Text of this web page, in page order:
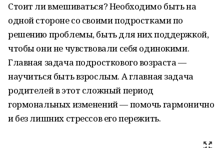
Стоит ли вмешиваться? Необходимо быть на
одной стороне со своими подростками по
решению проблемы, быть для них поддержкой,
чтобы они не чувствовали себя одинокими.
Главная задача подросткового возраста —
научиться быть взрослым. А главная задача
родителей в этот сложный период
гормональных изменений — помочь гармонично
и без лишних стрессов его пережить.